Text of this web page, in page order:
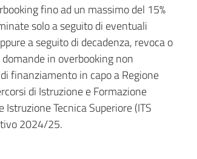
fino ad un massimo del 15%
solo a seguito di eventuali
a seguito di decadenza, revoca o
in overbooking non
finanziamento in capo a Regione
di Istruzione e Formazione
Tecnica Superiore (ITS
2024/25.